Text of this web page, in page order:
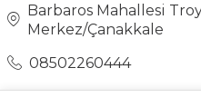
Barbaros Mahallesi
Merkez/Çanakkale
08502260444